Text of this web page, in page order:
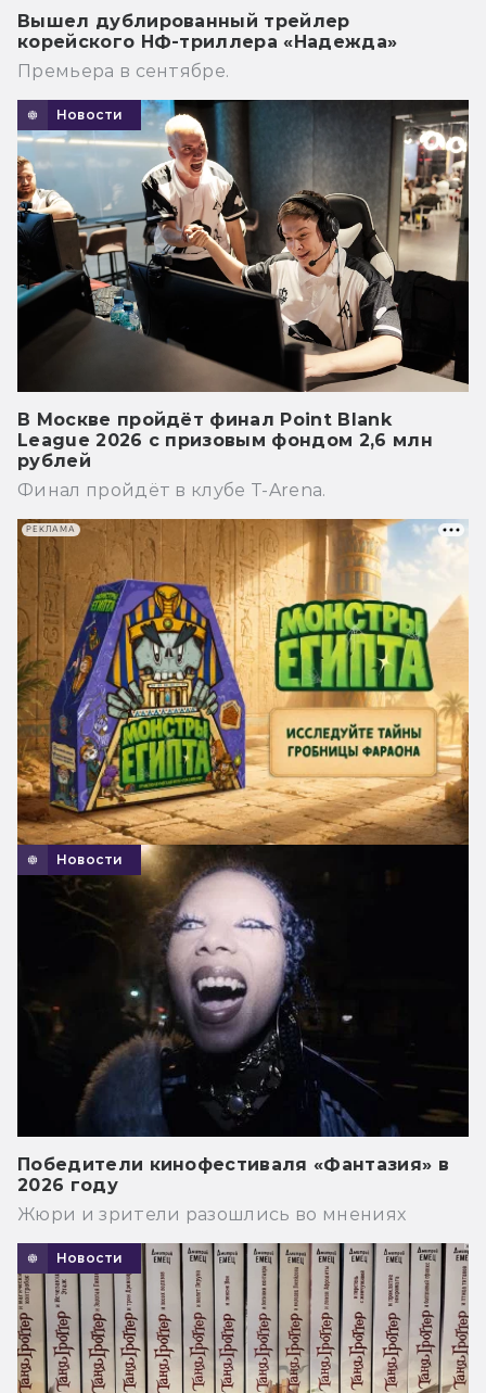
Вышел дублированный трейлер
корейского НФ-триллера «Надежда»
Премьера в сентябре.
Новости
В Москве пройдёт финал Point Blank
League 2026 с призовым фондом 2,6 млн
рублей
Финал пройдёт в клубе T-Arena.
Новости
Победители кинофестиваля «Фантазия» в
2026 году
Жюри и зрители разошлись во мнениях
Новости
РЕКЛАМА